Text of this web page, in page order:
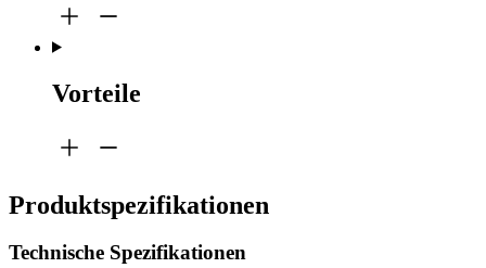
Vorteile
Produktspezifikationen
Technische Spezifikationen